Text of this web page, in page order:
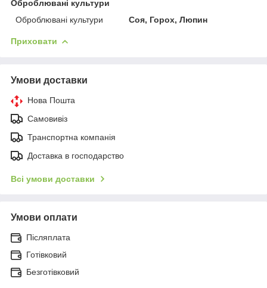
Оброблювані культури
Оброблювані культури
Соя, Горох, Люпин
Приховати
Умови доставки
Нова Пошта
Самовивіз
Транспортна компанія
Доставка в господарство
Всі умови доставки
Умови оплати
Післяплата
Готівковий
Безготівковий